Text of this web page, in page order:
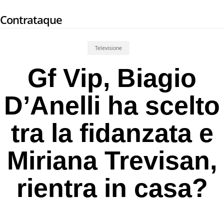
to
Contrataque
Televisione
Gf Vip, Biagio
D’Anelli ha scelto
tra la fidanzata e
Miriana Trevisan,
rientra in casa?